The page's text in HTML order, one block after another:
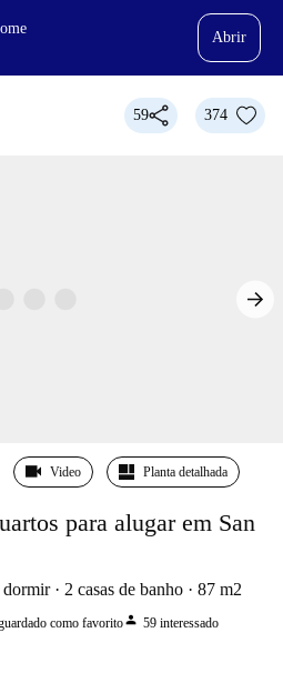
Abrir
59 374
Video Planta detalhada
para alugar em San
dormir 2 casas de banho 87 m2
como favoritoperson 59 interessado